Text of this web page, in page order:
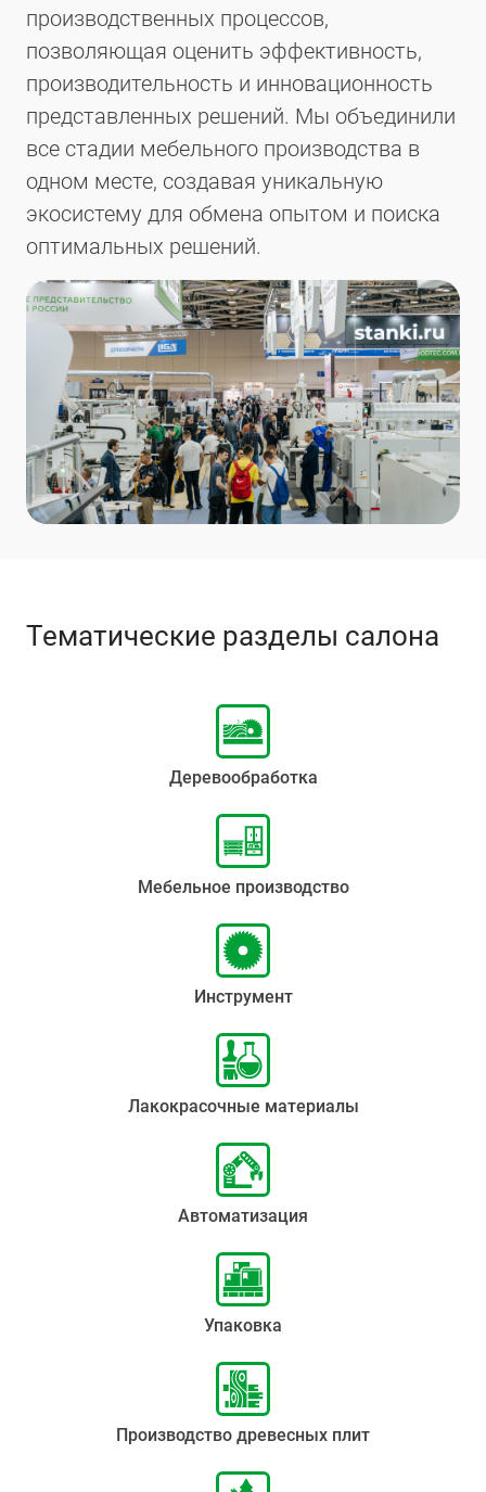
производственных процессов,
позволяющая оценить эффективность,
производительность и инновационность
представленных решений. Мы объединили
все стадии мебельного производства в
одном месте, создавая уникальную
экосистему для обмена опытом и поиска
оптимальных решений.
Тематические разделы салона
Деревообработка
Мебельное производство
Инструмент
Лакокрасочные материалы
Автоматизация
Упаковка
Производство древесных плит